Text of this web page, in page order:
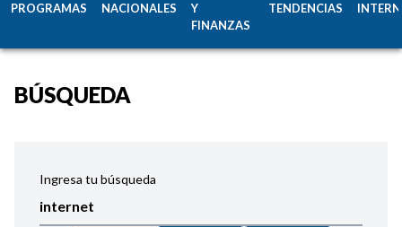
PROGRAMAS NACIONALES
Y
FINANZAS
TENDENCIAS
BÚSQUEDA
Ingresa tu búsqueda